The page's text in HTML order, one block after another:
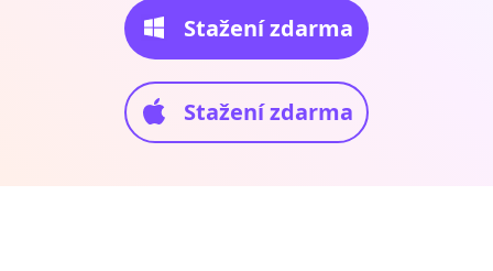
Stažení zdarma
Stažení zdarma